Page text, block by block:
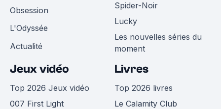
Obsession
L'Odyssée
Actualité
Spider-Noir
Lucky
Les nouvelles séries du
moment
Jeux vidéo
Top 2026 Jeux vidéo
007 First Light
Livres
Top 2026 livres
Le Calamity Club